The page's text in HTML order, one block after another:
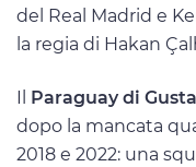
del Real Madrid e
la regia di Hakan
Paraguay di
dopo la mancata
2018 e 2022: una